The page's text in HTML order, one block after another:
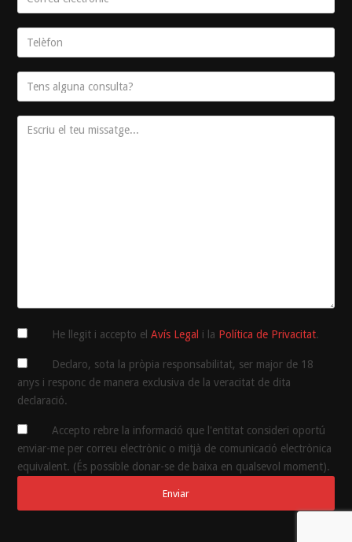
He llegit i accepto el Avís Legal i la Política de Privacitat.
Declaro, sota la pròpia responsabilitat, ser major de 18
anys i responc de manera exclusiva de la veracitat de dita
declaració.
Accepto rebre la informació que l'entitat consideri oportú
enviar-me per correu electrònic o mitjà de comunicació electrònica
equivalent. (És possible donar-se de baixa en qualsevol moment).